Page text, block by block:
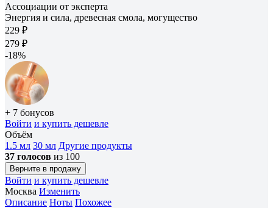
Ассоциации от эксперта
Энергия и сила, древесная смола, могущество
229 ₽
279 ₽
-18%
+ 7 бонусов
Войти и купить дешевле
Объём
1.5 мл 30 мл Другие продукты
37 голосов из 100
Верните в продажу
Войти и купить дешевле
Москва Изменить
Описание Ноты Похожее